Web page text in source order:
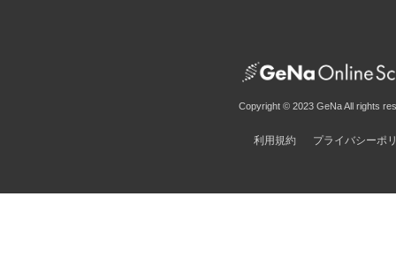
Copyright © 2023 GeNa All rights
利用規約 プライバシーポ